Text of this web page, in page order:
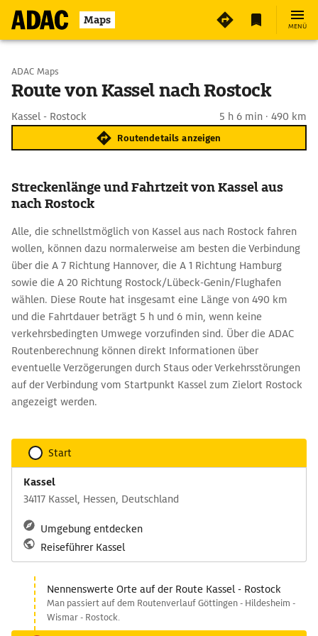
Maps MENÜ
Start wählen
ADAC Maps
Route von Kassel nach Rostock
Kassel - Rostock 5 h 6 min · 490 km
Routendetails anzeigen
Streckenlänge und Fahrtzeit von Kassel aus
nach Rostock
Alle, die schnellstmöglich von Kassel aus nach Rostock fahren
wollen, können dazu normalerweise am besten die Verbindung
über die A 7 Richtung Hannover, die A 1 Richtung Hamburg
sowie die A 20 Richtung Rostock/Lübeck-Genin/Flughafen
wählen. Diese Route hat insgesamt eine Länge von 490 km
und die Fahrtdauer beträgt 5 h und 6 min, wenn keine
verkehrsbedingten Umwege vorzufinden sind. Über die ADAC
Routenberechnung können direkt Informationen über
eventuelle Verzögerungen durch Staus oder Verkehrsstörungen
auf der Verbindung vom Startpunkt Kassel zum Zielort Rostock
angezeigt werden.
Start
Kassel
34117 Kassel, Hessen, Deutschland
Umgebung entdecken
Reiseführer Kassel
Nennenswerte Orte auf der Route Kassel - Rostock
Man passiert auf dem Routenverlauf Göttingen - Hildesheim -
Wismar - Rostock.